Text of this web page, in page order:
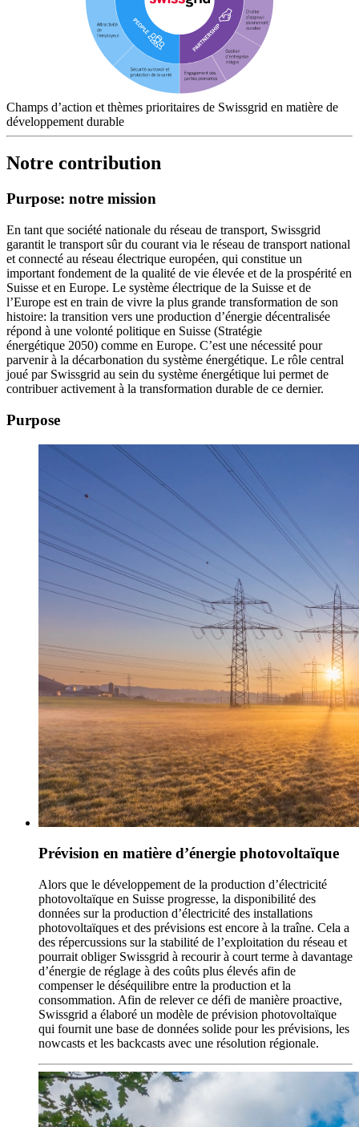
Champs d’action et thèmes prioritaires de Swissgrid en matière de
développement durable
Notre contribution
Purpose: notre mission
En tant que société nationale du réseau de transport, Swissgrid
garantit le transport sûr du courant via le réseau de transport national
et connecté au réseau électrique européen, qui constitue un
important fondement de la qualité de vie élevée et de la prospérité en
Suisse et en Europe. Le système électrique de la Suisse et de
l’Europe est en train de vivre la plus grande transformation de son
histoire: la transition vers une production d’énergie décentralisée
répond à une volonté politique en Suisse (Stratégie
énergétique 2050) comme en Europe. C’est une nécessité pour
parvenir à la décarbonation du système énergétique. Le rôle central
joué par Swissgrid au sein du système énergétique lui permet de
contribuer activement à la transformation durable de ce dernier.
Purpose
Prévision en matière d’énergie photovoltaïque
Alors que le développement de la production d’électricité
photovoltaïque en Suisse progresse, la disponibilité des
données sur la production d’électricité des installations
photovoltaïques et des prévisions est encore à la traîne. Cela a
des répercussions sur la stabilité de l’exploitation du réseau et
pourrait obliger Swissgrid à recourir à court terme à davantage
d’énergie de réglage à des coûts plus élevés afin de
compenser le déséquilibre entre la production et la
consommation. Afin de relever ce défi de manière proactive,
Swissgrid a élaboré un modèle de prévision photovoltaïque
qui fournit une base de données solide pour les prévisions, les
nowcasts et les backcasts avec une résolution régionale.